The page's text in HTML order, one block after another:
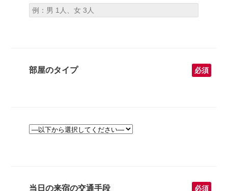
部屋のタイプ 必須
当日の来宿の交通手段 必須